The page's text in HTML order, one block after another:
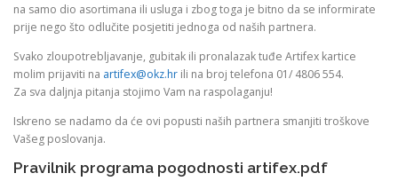
na samo dio asortimana ili usluga i zbog toga je bitno da se informirate
prije nego što odlučite posjetiti jednoga od naših partnera.
Svako zloupotrebljavanje, gubitak ili pronalazak tuđe Artifex kartice
molim prijaviti na artifex@okz.hr ili na broj telefona 01/ 4806 554.
Za sva daljnja pitanja stojimo Vam na raspolaganju!
Iskreno se nadamo da će ovi popusti naših partnera smanjiti troškove
Vašeg poslovanja.
Pravilnik programa pogodnosti artifex.pdf